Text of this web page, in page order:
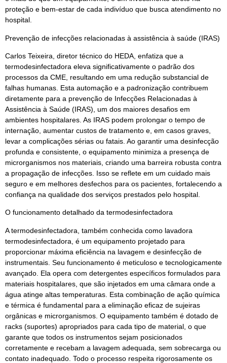
proteção e bem-estar de cada indivíduo que busca atendimento no
hospital.
Prevenção de infecções relacionadas à assistência à saúde (IRAS)
Carlos Teixeira, diretor técnico do HEDA, enfatiza que a
termodesinfectadora eleva significativamente o padrão dos
processos da CME, resultando em uma redução substancial de
falhas humanas. Esta automação e a padronização contribuem
diretamente para a prevenção de Infecções Relacionadas à
Assistência à Saúde (IRAS), um dos maiores desafios em
ambientes hospitalares. As IRAS podem prolongar o tempo de
internação, aumentar custos de tratamento e, em casos graves,
levar a complicações sérias ou fatais. Ao garantir uma desinfecção
profunda e consistente, o equipamento minimiza a presença de
microrganismos nos materiais, criando uma barreira robusta contra
a propagação de infecções. Isso se reflete em um cuidado mais
seguro e em melhores desfechos para os pacientes, fortalecendo a
confiança na qualidade dos serviços prestados pelo hospital.
O funcionamento detalhado da termodesinfectadora
A termodesinfectadora, também conhecida como lavadora
termodesinfectadora, é um equipamento projetado para
proporcionar máxima eficiência na lavagem e desinfecção de
instrumentais. Seu funcionamento é meticuloso e tecnologicamente
avançado. Ela opera com detergentes específicos formulados para
materiais hospitalares, que são injetados em uma câmara onde a
água atinge altas temperaturas. Esta combinação de ação química
e térmica é fundamental para a eliminação eficaz de sujeiras
orgânicas e microrganismos. O equipamento também é dotado de
racks (suportes) apropriados para cada tipo de material, o que
garante que todos os instrumentos sejam posicionados
corretamente e recebam a lavagem adequada, sem sobrecarga ou
contato inadequado. Todo o processo respeita rigorosamente os